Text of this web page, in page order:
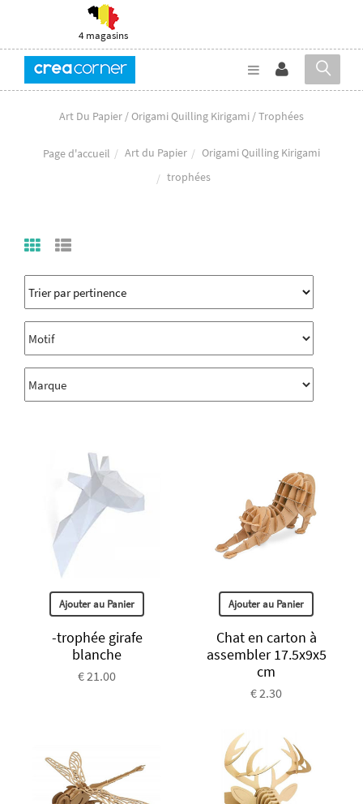
4 magasins
Art Du Papier / Origami Quilling Kirigami / Trophées
Page d'accueil Art du Papier
Origami Quilling Kirigami
trophées
Ajouter au Panier
-trophée girafe
blanche
€ 21.00
Ajouter au Panier
Chat en carton à
assembler 17.5x9x5
cm
€ 2.30